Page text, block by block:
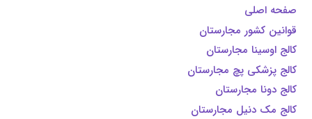
صفحه اصلی
قوانین کشور مجارستان
کالج اوسینا مجارستان
کالج پزشکی پچ مجارستان
کالج دونا مجارستان
کالج مک دنیل مجارستان